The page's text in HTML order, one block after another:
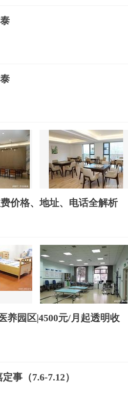
价格、地址、电话全解析
养园区|4500元/月起透明收
事（7.6-7.12）